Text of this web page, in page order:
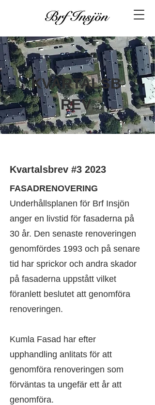
KVARTALSB
REV
Kvartalsbrev #3 2023
FASADRENOVERING
Underhållsplanen för Brf Insjön
anger en livstid för fasaderna på
30 år. Den senaste renoveringen
genomfördes 1993 och på senare
tid har sprickor och andra skador
på fasaderna uppstått vilket
föranlett beslutet att genomföra
renoveringen.
Kumla Fasad har efter
upphandling anlitats för att
genomföra renoveringen som
förväntas ta ungefär ett år att
genomföra.